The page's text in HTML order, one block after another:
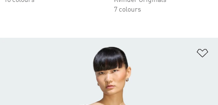
7 colours